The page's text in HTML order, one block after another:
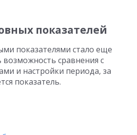
показателей
показателями стало еще
возможность сравнения с
и настройки периода, за
показатель.